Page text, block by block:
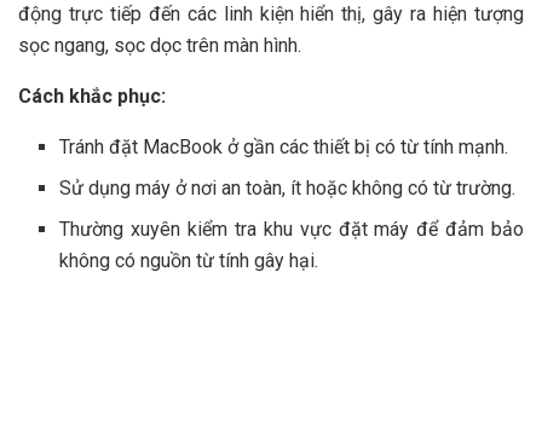
động trực tiếp đến các linh kiện hiển thị, gây ra hiện tượng
sọc ngang, sọc dọc trên màn hình.
Cách khắc phục:
Tránh đặt MacBook ở gần các thiết bị có từ tính mạnh.
Sử dụng máy ở nơi an toàn, ít hoặc không có từ trường.
Thường xuyên kiểm tra khu vực đặt máy để đảm bảo
không có nguồn từ tính gây hại.